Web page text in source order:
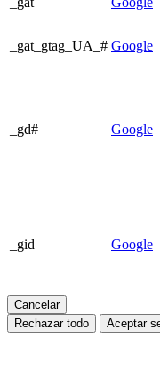
_gat_gtag_UA_# Google
_gd# Google
_gid Google
Cancelar
Rechazar todo
Aceptar